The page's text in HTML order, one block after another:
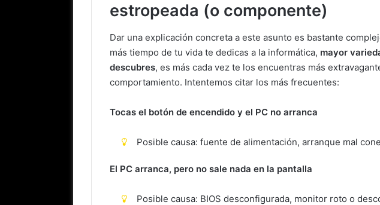
estropeada (o componente)
Dar una explicación concreta a este asunto es bastante
más tiempo de tu vida te dedicas a la informática, mayor
descubres, es más cada vez te los encuentras más
comportamiento. Intentemos citar los más frecuentes:
Tocas el botón de encendido y el PC no arranca
Posible causa: fuente de alimentación, arranque mal
El PC arranca, pero no sale nada en la pantalla
Posible causa: BIOS desconfigurada, monitor roto o